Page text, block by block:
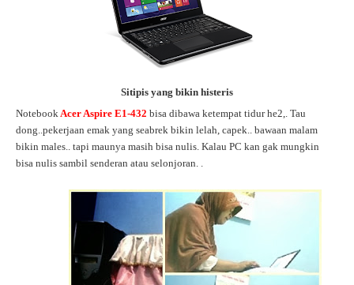
Sitipis yang bikin histeris
NotebookAcer Aspire E1-432 bisa dibawa ketempat tidur he2,. Tau
dong..pekerjaan emak yang seabrek bikin lelah, capek.. bawaan malam
bikin males.. tapi maunya masih bisa nulis. Kalau PC kan gak mungkin
bisa nulis sambil senderan atau selonjoran. .